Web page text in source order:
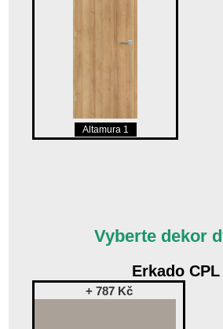
Altamura 1
Vyberte dekor
Erkado CPL
+ 787 Kč